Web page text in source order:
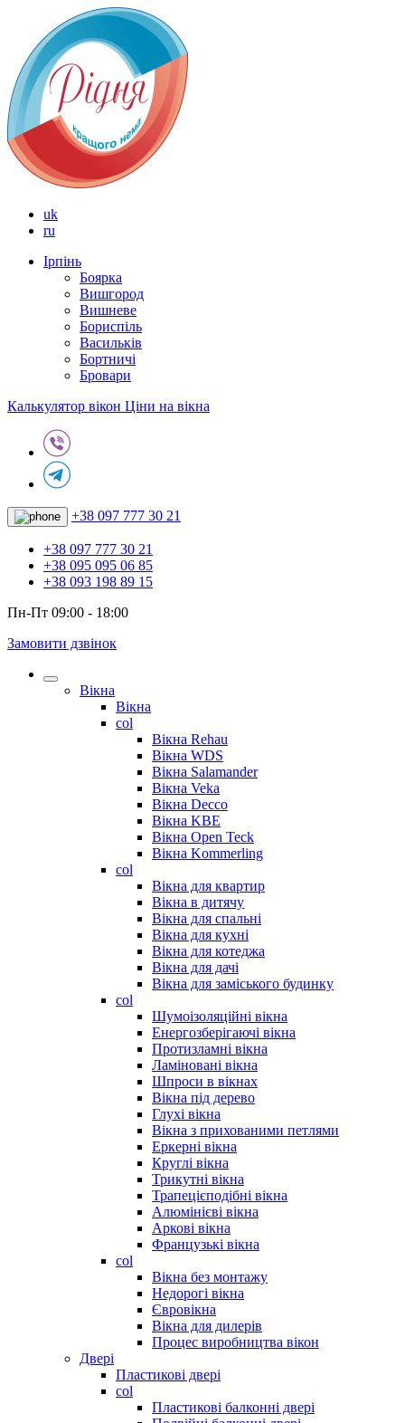
uk
ru
Ірпінь
Боярка
Вишгород
Вишневе
Бориспіль
Васильків
Бортничі
Бровари
Калькулятор вікон Ціни на вікна
+38 097 777 30 21
+38 097 777 30 21
+38 095 095 06 85
+38 093 198 89 15
Пн-Пт 09:00 - 18:00
Замовити дзвінок
Вікна
Вікна
col
Вікна Rehau
Вікна WDS
Вікна Salamander
Вікна Veka
Вікна Decco
Вікна KBE
Вікна Open Teck
Вікна Kommerling
col
Вікна для квартир
Вікна в дитячу
Вікна для спальні
Вікна для кухні
Вікна для котеджа
Вікна для дачі
Вікна для заміського будинку
col
Шумоізоляційні вікна
Енергозберігаючі вікна
Протизламні вікна
Ламіновані вікна
Шпроси в вікнах
Вікна під дерево
Глухі вікна
Вікна з прихованими петлями
Еркерні вікна
Круглі вікна
Трикутні вікна
Трапецієподібні вікна
Алюмінієві вікна
Аркові вікна
Французькі вікна
col
Вікна без монтажу
Недорогі вікна
Євровікна
Вікна для дилерів
Процес виробництва вікон
Двері
Пластикові двері
col
Пластикові балконні двері